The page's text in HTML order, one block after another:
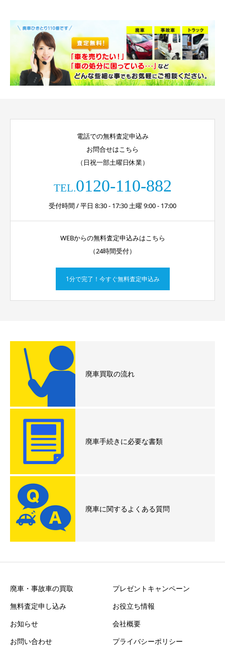
電話での無料査定申込み
お問合せはこちら
（日祝一部土曜日休業）
TEL.0120-110-882
受付時間 / 平日 8:30 - 17:30 土曜 9:00 - 17:00
WEBからの無料査定申込みはこちら
（24時間受付）
1分で完了！今すぐ無料査定申込み
廃車買取の流れ
廃車手続きに必要な書類
廃車に関するよくある質問
廃車・事故車の買取
プレゼントキャンペーン
無料査定申し込み
お役立ち情報
お知らせ
会社概要
お問い合わせ
プライバシーポリシー